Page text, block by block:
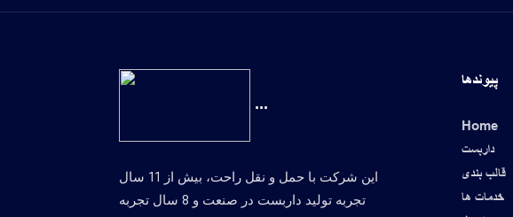
‎‏‎ ...
این شرکت با حمل و نقل راحت، بیش از 11 سال
تجربه تولید داربست در صنعت و 8 سال تجربه
پیوندها
Home
داربست
قالب بندی
خدمات ها